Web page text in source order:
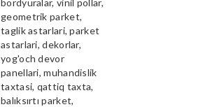
geometrik parket,
taglik astarlari, parket
astarlari, dekorlar,
yog'och devor
panellari, muhandislik
taxtasi, qattiq taxta,
balıksırtı parket,